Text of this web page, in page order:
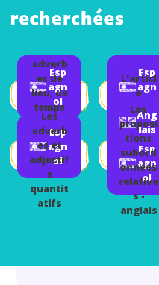
recherchées
Esp
agn
ol
adverb
es de
lieu, de
temps
et de
manièr
e
Esp
agn
ol
Les
adverb
es et
adjectif
s
quantit
atifs
Esp
agn
ol
L'articl
e
neutre
lo
Ang
lais
Esp
agn
ol
Les
proposi
tions
subord
onnées
relative
s -
anglais